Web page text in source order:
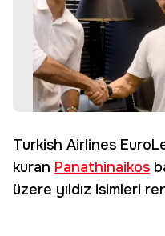
Turkish Airlines
kuran Panathinaikos
üzere yıldız isimleri